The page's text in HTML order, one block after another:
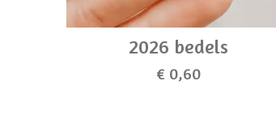
2026 bedels
€ 0,60